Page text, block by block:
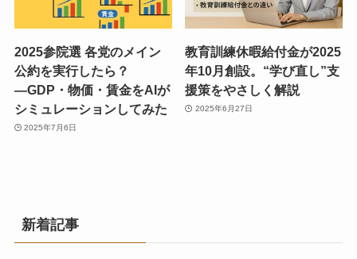
2025参院選 各党のメイン
公約を実行したら？
―GDP・物価・賃金をAIが
シミュレーションしてみた
2025年7月6日
教育訓練休暇給付金が2025
年10月創設。“学び直し”支
援策をやさしく解説
2025年6月27日
新着記事